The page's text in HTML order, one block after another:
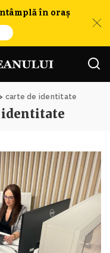
în oraș
> carte de identitate
identitate